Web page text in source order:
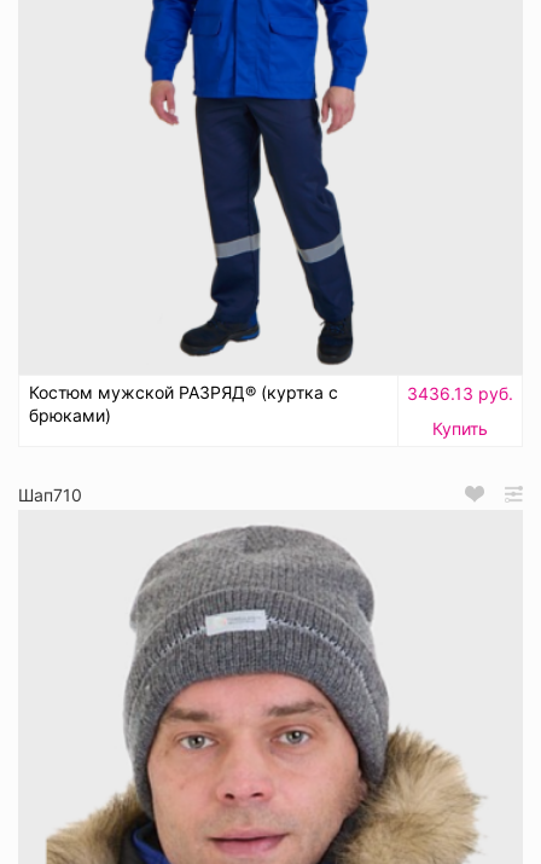
Костюм мужской РАЗРЯД® (куртка с
брюками)
3436.13 руб.
Купить
Шап710